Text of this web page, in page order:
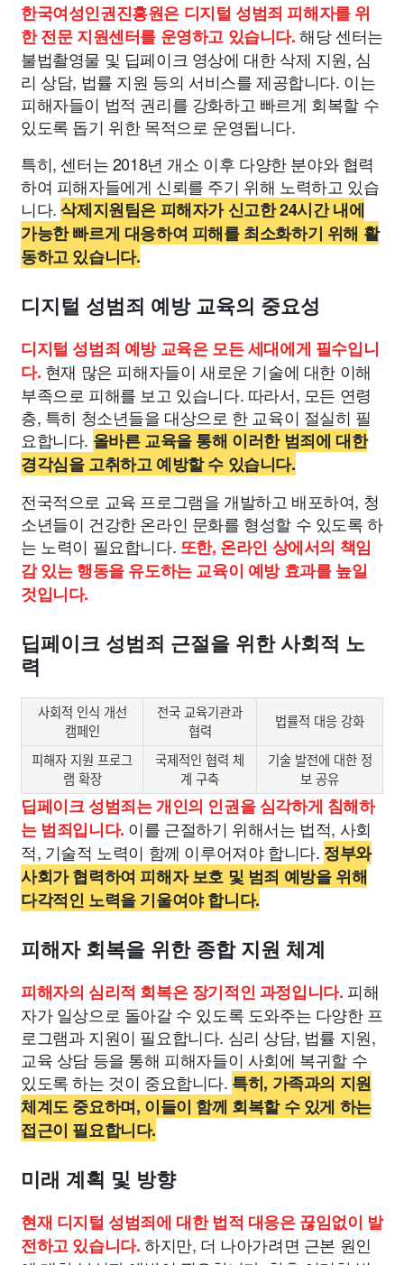
한국여성인권진흥원은 디지털 성범죄 피해자를 위
한 전문 지원센터를 운영하고 있습니다.해당 센터는
불법촬영물 및 딥페이크 영상에 대한 삭제 지원, 심
리 상담, 법률 지원 등의 서비스를 제공합니다. 이는
피해자들이 법적 권리를 강화하고 빠르게 회복할 수
있도록 돕기 위한 목적으로 운영됩니다.
특히, 센터는 2018년 개소 이후 다양한 분야와 협력
하여 피해자들에게 신뢰를 주기 위해 노력하고 있습
니다.삭제지원팀은 피해자가 신고한 24시간 내에
가능한 빠르게 대응하여 피해를 최소화하기 위해 활
동하고 있습니다.
디지털 성범죄 예방 교육의 중요성
디지털 성범죄 예방 교육은 모든 세대에게 필수입니
다. 현재 많은 피해자들이 새로운 기술에 대한 이해
부족으로 피해를 보고 있습니다. 따라서, 모든 연령
층, 특히 청소년들을 대상으로 한 교육이 절실히 필
요합니다. 올바른 교육을 통해 이러한 범죄에 대한
경각심을 고취하고 예방할 수 있습니다.
전국적으로 교육 프로그램을 개발하고 배포하여, 청
소년들이 건강한 온라인 문화를 형성할 수 있도록 하
는 노력이 필요합니다. 또한, 온라인 상에서의 책임
감 있는 행동을 유도하는 교육이 예방 효과를 높일
것입니다.
딥페이크 성범죄 근절을 위한 사회적 노
력
사회적 인식 개선
캠페인
전국 교육기관과
협력
법률적 대응 강화
피해자 지원 프로그
램 확장
국제적인 협력 체
계 구축
기술 발전에 대한 정
보 공유
딥페이크 성범죄는 개인의 인권을 심각하게 침해하
는 범죄입니다. 이를 근절하기 위해서는 법적, 사회
적, 기술적 노력이 함께 이루어져야 합니다. 정부와
사회가 협력하여 피해자 보호 및 범죄 예방을 위해
다각적인 노력을 기울여야 합니다.
피해자 회복을 위한 종합 지원 체계
피해자의 심리적 회복은 장기적인 과정입니다. 피해
자가 일상으로 돌아갈 수 있도록 도와주는 다양한 프
로그램과 지원이 필요합니다. 심리 상담, 법률 지원,
교육 상담 등을 통해 피해자들이 사회에 복귀할 수
있도록 하는 것이 중요합니다. 특히, 가족과의 지원
체계도 중요하며, 이들이 함께 회복할 수 있게 하는
접근이 필요합니다.
미래 계획 및 방향
현재 디지털 성범죄에 대한 법적 대응은 끊임없이 발
전하고 있습니다.하지만, 더 나아가려면 근본 원인